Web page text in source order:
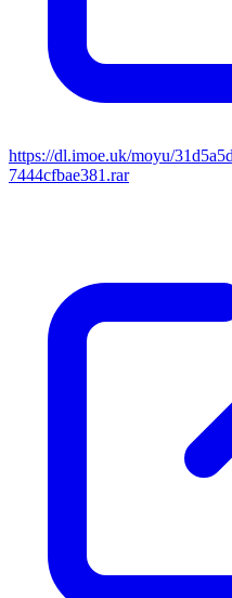
https://dl.imoe.uk/moyu/
7444cfbae381.rar